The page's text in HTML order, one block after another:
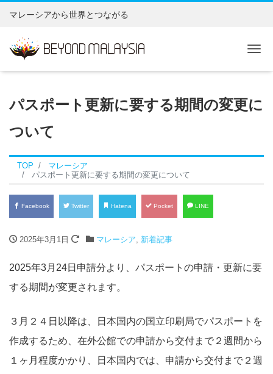
マレーシアから世界とつながる
パスポート更新に要する期間の変更に
ついて
TOP
マレーシア
パスポート更新に要する期間の変更について
Facebook Twitter Hatena Pocket LINE
2025年3月1日 マレーシア, 新着記事
2025年3月24日申請分より、パスポートの申請・更新に要
する期間が変更されます。
３月２４日以降は、日本国内の国立印刷局でパスポートを
作成するため、在外公館での申請から交付まで２週間から
１ヶ月程度かかり、日本国内では、申請から交付まで２週